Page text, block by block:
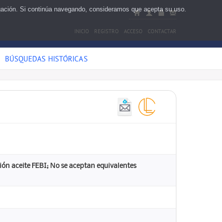
INICIO REGISTRO ACCESO CONTACTAR
BÚSQUEDAS HISTÓRICAS
aceite FEBI; No se aceptan equivalentes
Si continúa navegando, consideramos que acepta su uso.